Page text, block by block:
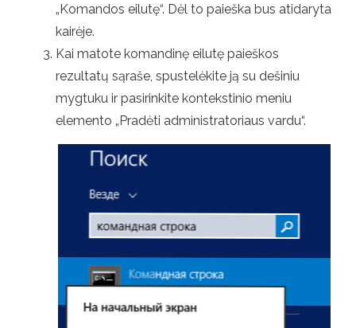
„Komandos eilutę“. Dėl to paieška bus atidaryta
kairėje.
Kai matote komandinę eilutę paieškos
rezultatų sąraše, spustelėkite ją su dešiniu
mygtuku ir pasirinkite kontekstinio meniu
elemento „Pradėti administratoriaus vardu“.